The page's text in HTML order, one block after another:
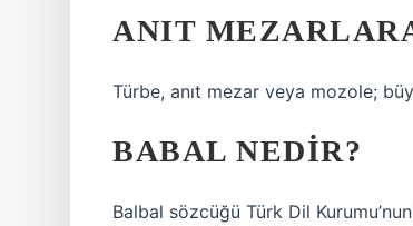
ANIT
Türbe, anıt mezar veya mozole;
BABAL NEDIR?
Balbal sözcüğü Türk Dil